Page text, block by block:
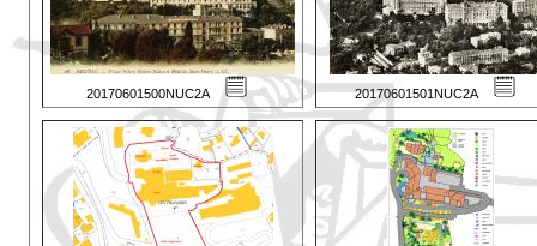
20170601500NUC2A 20170601501NUC2A